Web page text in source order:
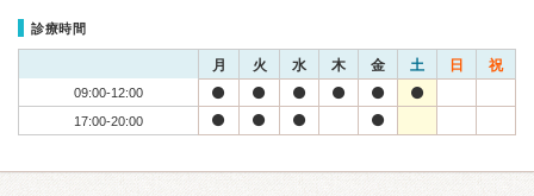
診療時間
月 火 水 木 金 土 日 祝
09:00-12:00
17:00-20:00